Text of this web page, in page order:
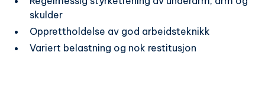
skulder
Opprettholdelse av god arbeidsteknikk
Variert belastning og nok restitusjon